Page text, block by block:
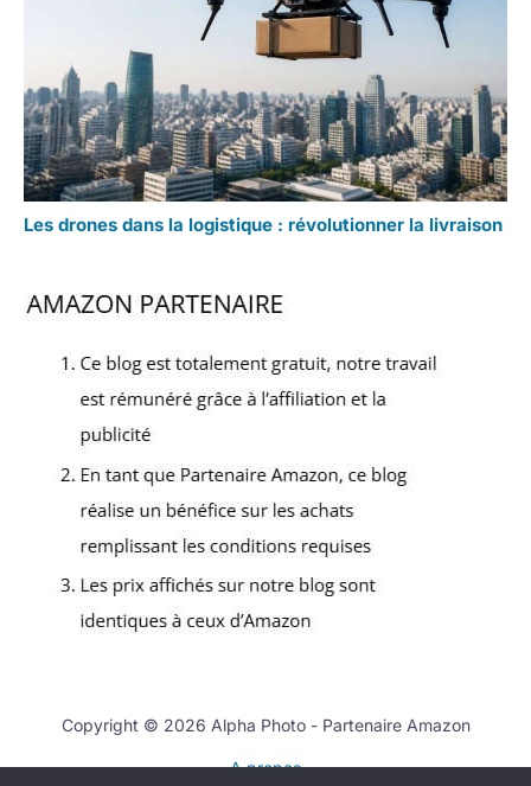
Les drones dans la logistique : révolutionner la livraison
Copyright © 2026 Alpha Photo - Partenaire Amazon
A propos